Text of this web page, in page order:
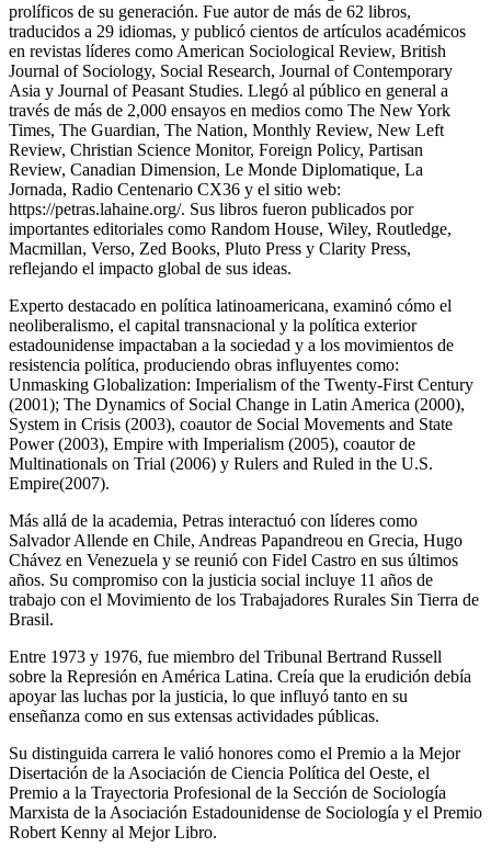
prolíficos de su generación. Fue autor de más de 62 libros,
traducidos a 29 idiomas, y publicó cientos de artículos académicos
en revistas líderes como American Sociological Review, British
Journal of Sociology, Social Research, Journal of Contemporary
Asia y Journal of Peasant Studies. Llegó al público en general a
través de más de 2,000 ensayos en medios como The New York
Times, The Guardian, The Nation, Monthly Review, New Left
Review, Christian Science Monitor, Foreign Policy, Partisan
Review, Canadian Dimension, Le Monde Diplomatique, La
Jornada, Radio Centenario CX36 y el sitio web:
https://petras.lahaine.org/. Sus libros fueron publicados por
importantes editoriales como Random House, Wiley, Routledge,
Macmillan, Verso, Zed Books, Pluto Press y Clarity Press,
reflejando el impacto global de sus ideas.
Experto destacado en política latinoamericana, examinó cómo el
neoliberalismo, el capital transnacional y la política exterior
estadounidense impactaban a la sociedad y a los movimientos de
resistencia política, produciendo obras influyentes como:
Unmasking Globalization: Imperialism of the Twenty-First Century
(2001); The Dynamics of Social Change in Latin America (2000),
System in Crisis (2003), coautor de Social Movements and State
Power (2003), Empire with Imperialism (2005), coautor de
Multinationals on Trial (2006) y Rulers and Ruled in the U.S.
Empire(2007).
Más allá de la academia, Petras interactuó con líderes como
Salvador Allende en Chile, Andreas Papandreou en Grecia, Hugo
Chávez en Venezuela y se reunió con Fidel Castro en sus últimos
años. Su compromiso con la justicia social incluye 11 años de
trabajo con el Movimiento de los Trabajadores Rurales Sin Tierra de
Brasil.
Entre 1973 y 1976, fue miembro del Tribunal Bertrand Russell
sobre la Represión en América Latina. Creía que la erudición debía
apoyar las luchas por la justicia, lo que influyó tanto en su
enseñanza como en sus extensas actividades públicas.
Su distinguida carrera le valió honores como el Premio a la Mejor
Disertación de la Asociación de Ciencia Política del Oeste, el
Premio a la Trayectoria Profesional de la Sección de Sociología
Marxista de la Asociación Estadounidense de Sociología y el Premio
Robert Kenny al Mejor Libro.